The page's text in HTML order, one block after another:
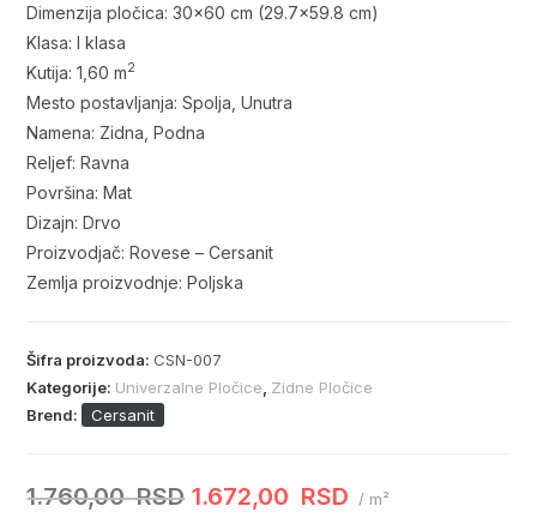
Dimenzija pločica: 30×60 cm (29.7×59.8 cm)
Klasa: I klasa
Kutija: 1,60 m2
Mesto postavljanja: Spolja, Unutra
Namena: Zidna, Podna
Reljef: Ravna
Površina: Mat
Dizajn: Drvo
Proizvodjač: Rovese – Cersanit
Zemlja proizvodnje: Poljska
Šifra proizvoda:CSN-007
Kategorije: Univerzalne Pločice Zidne Pločice
Brend:
Cersanit
1.760,00RSD Originalna
1.672,00 RSD Trenutna
/ m²